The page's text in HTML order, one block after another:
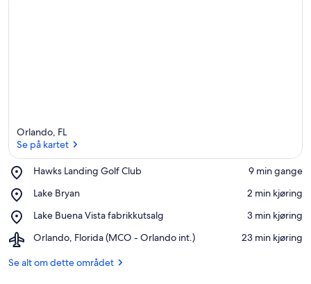
Orlando, FL
Se på kartet
Hawks Landing Golf Club
Place,
Landing
Club
‪9 min gange‬
Lake Bryan
Place,
Bryan
‪2 min kjøring‬
Lake Buena Vista fabrikkutsalg
Place,
Buena
fabrikkutsalg
‪3 min kjøring‬
Orlando, Florida (MCO - Orlando int.)
Airport,
Florida
‪23 min kjøring‬
Se alt om dette området